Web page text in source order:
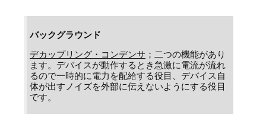
バックグラウンド
デカップリング・コンデンサ ；二つの機能があり
ます。デバイスが動作するとき急激に電流が流れ
るので一時的に電力を配給する役目、デバイス自
体が出すノイズを外部に伝えないようにする役目
です。